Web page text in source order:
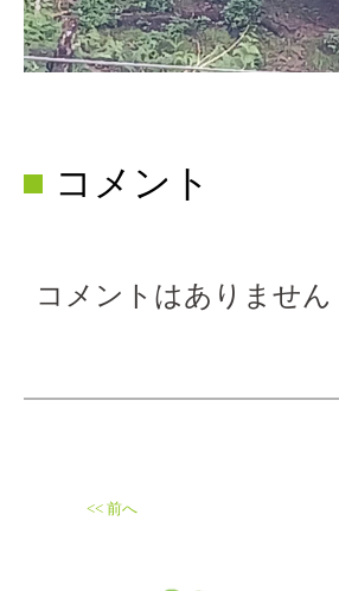
コメント
コメントはありません
<< 前へ